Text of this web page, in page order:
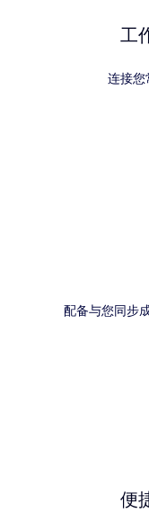
工
连接您
配备与您同步
便